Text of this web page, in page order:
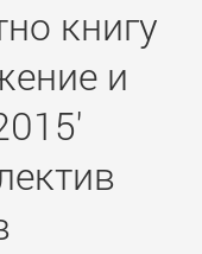
книгу
и